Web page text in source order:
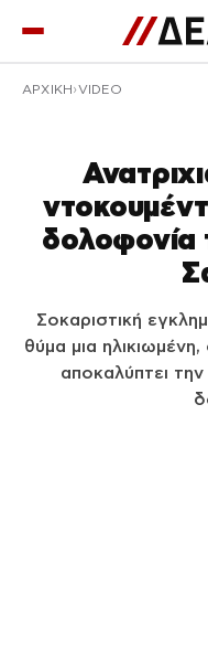
ΑΡΧΙΚΉ VIDEO
δολοφονία
Σοκαριστική
θύμα μια
αποκαλύπτει